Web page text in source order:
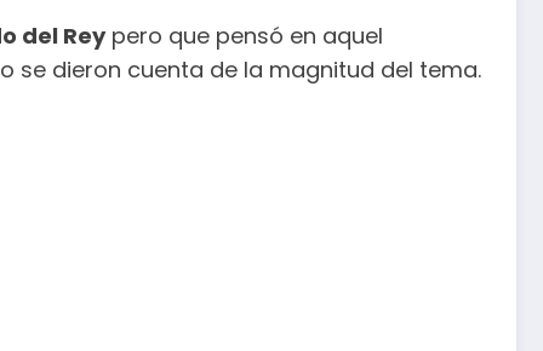
del Reypero que pensó en aquel
se dieron cuenta de la magnitud del tema.